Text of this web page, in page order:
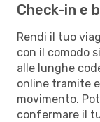
Check-in e
Rendi il tuo
con il comodo
alle lunghe
online tramite
movimento.
confermare il